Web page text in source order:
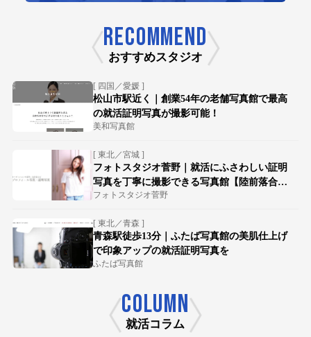
RECOMMEND
おすすめスタジオ
[ 四国／愛媛 ]
松山市駅近く｜創業54年の老舗写真館で最高
の就活証明写真が撮影可能！
美和写真館
[ 東北／宮城 ]
フォトスタジオ菅野｜就活にふさわしい証明
写真を丁寧に撮影できる写真館【陸前落合駅
徒歩15分】
フォトスタジオ菅野
[ 東北／青森 ]
青森駅徒歩13分｜ふたば写真館の美肌仕上げ
で印象アップの就活証明写真を
ふたば写真館
COLUMN
就活コラム